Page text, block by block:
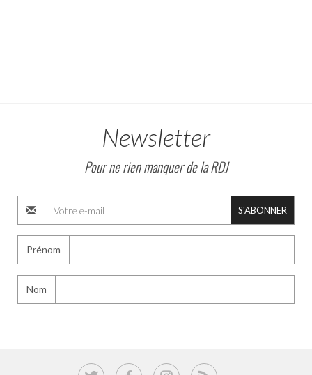
Newsletter
Pour ne rien manquer de la RDJ
S'ABONNER
Prénom
Nom